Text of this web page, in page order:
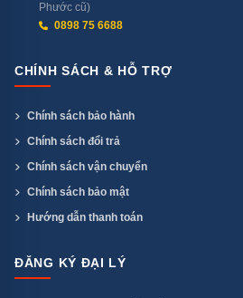
Phước cũ)
0898 75 6688
CHÍNH SÁCH & HỖ TRỢ
Chính sách bảo hành
Chính sách đổi trả
Chính sách vận chuyển
Chính sách bảo mật
Hướng dẫn thanh toán
ĐĂNG KÝ ĐẠI LÝ